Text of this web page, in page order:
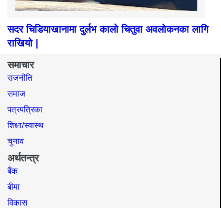
सदर चिडियाखानामा दुर्लभ कालो चितुवा अवलोकनका लागि
राखियो |
समाचार
राजनीति
समाज​
पत्रपत्रिका
शिक्षा/स्वास्थ
चुनाव
अर्थतन्त्र
बैंक
बीमा
विकास